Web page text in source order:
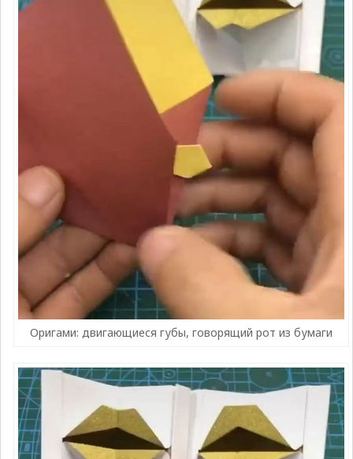
Оригами: двигающиеся губы, говорящий рот из бумаги